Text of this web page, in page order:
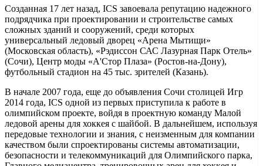
Созданная 17 лет назад, ICS завоевала репутацию надежного
подрядчика при проектировании и строительстве самых
сложных зданий и сооружений, среди которых
универсальный ледовый дворец «Арена Мытищи»
(Московская область), «Рэдиссон САС Лазурная Парк Отель»
(Сочи), Центр моды «А'Стор Плаза» (Ростов-на-Дону),
футбольный стадион на 45 тыс. зрителей (Казань).
В начале 2007 года, еще до объявления Сочи столицей Игр
2014 года, ICS одной из первых приступила к работе в
олимпийском проекте, войдя в проектную команду Малой
ледовой арены для хоккея с шайбой. В дальнейшем, используя
передовые технологии и знания, с неизменным для компании
качеством были спроектированы системы автоматизации,
безопасности и телекоммуникаций для Олимпийского парка,